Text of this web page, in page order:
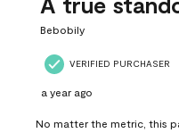
Bebobily
VERIFIED PURCHASER
a year ago
No matter the metric, this